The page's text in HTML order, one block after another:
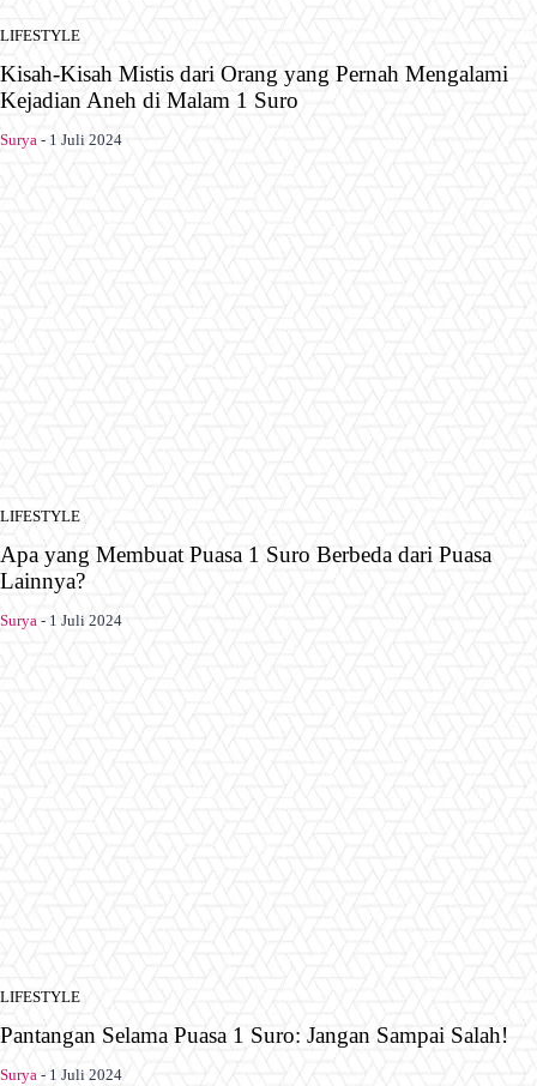
LIFESTYLE
Kisah-Kisah Mistis dari Orang yang Pernah Mengalami
Kejadian Aneh di Malam 1 Suro
Surya - 1 Juli 2024
LIFESTYLE
Apa yang Membuat Puasa 1 Suro Berbeda dari Puasa
Lainnya?
Surya - 1 Juli 2024
LIFESTYLE
Pantangan Selama Puasa 1 Suro: Jangan Sampai Salah!
Surya - 1 Juli 2024